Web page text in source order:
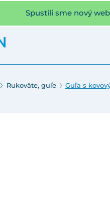
Spustili sme nový
Rukoväte, guľe Guľa s